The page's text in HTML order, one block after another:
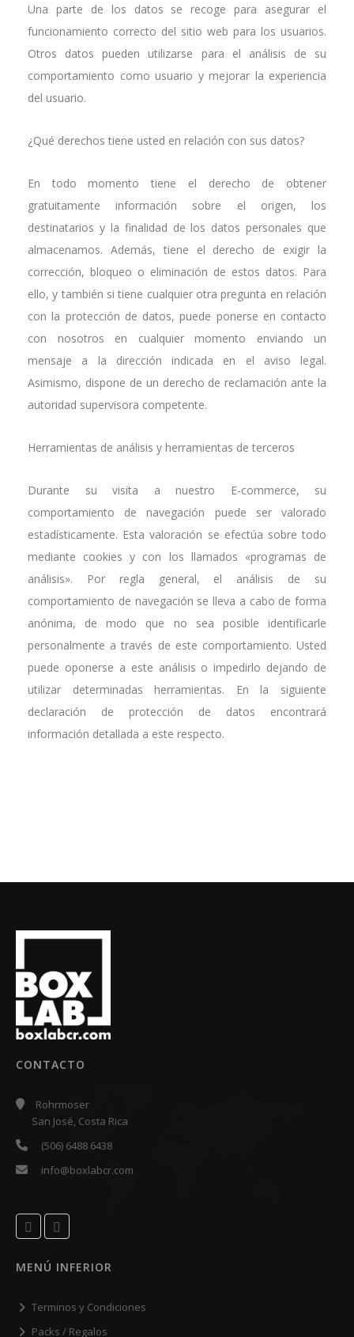
Una parte de los datos se recoge para asegurar el
funcionamiento correcto del sitio web para los usuarios.
Otros datos pueden utilizarse para el análisis de su
comportamiento como usuario y mejorar la experiencia
del usuario.
¿Qué derechos tiene usted en relación con sus datos?
En todo momento tiene el derecho de obtener
gratuitamente información sobre el origen, los
destinatarios y la finalidad de los datos personales que
almacenamos. Además, tiene el derecho de exigir la
corrección, bloqueo o eliminación de estos datos. Para
ello, y también si tiene cualquier otra pregunta en relación
con la protección de datos, puede ponerse en contacto
con nosotros en cualquier momento enviando un
mensaje a la dirección indicada en el aviso legal.
Asimismo, dispone de un derecho de reclamación ante la
autoridad supervisora competente.
Herramientas de análisis y herramientas de terceros
Durante su visita a nuestro E-commerce, su
comportamiento de navegación puede ser valorado
estadísticamente. Esta valoración se efectúa sobre todo
mediante cookies y con los llamados «programas de
análisis». Por regla general, el análisis de su
comportamiento de navegación se lleva a cabo de forma
anónima, de modo que no sea posible identificarle
personalmente a través de este comportamiento. Usted
puede oponerse a este análisis o impedirlo dejando de
utilizar determinadas herramientas. En la siguiente
declaración de protección de datos encontrará
información detallada a este respecto.
CONTACTO
Rohrmoser
San José, Costa Rica
(506) 6488 6438
info@boxlabcr.com
MENÚ INFERIOR
Terminos y Condiciones
Packs / Regalos